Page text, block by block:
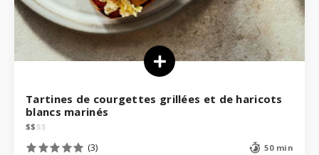
Tartines de courgettes grillées et de haricots
blancs marinés
$$ $$
(3) 50 min